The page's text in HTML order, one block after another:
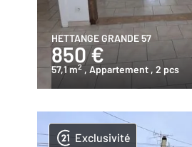
HETTANGE GRANDE 57
850 €
57,1 m2 , Appartement , 2 pcs
Exclusivité